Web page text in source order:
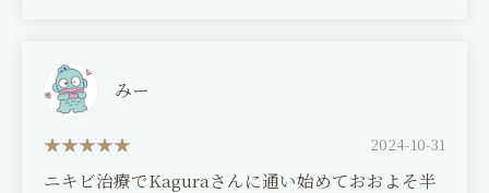
みー
2024-10-31
ニキビ治療でKaguraさんに通い始めておおよそ半